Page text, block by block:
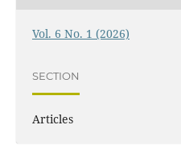
Vol. 6 No. 1 (2026)
SECTION
Articles